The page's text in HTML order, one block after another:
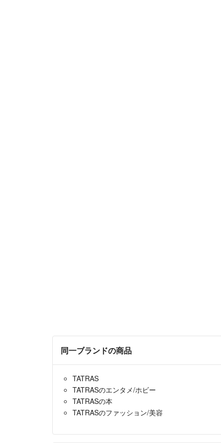
同一ブランドの商品
TATRAS
TATRASのエンタメ/ホビー
TATRASの本
TATRASのファッション/美容